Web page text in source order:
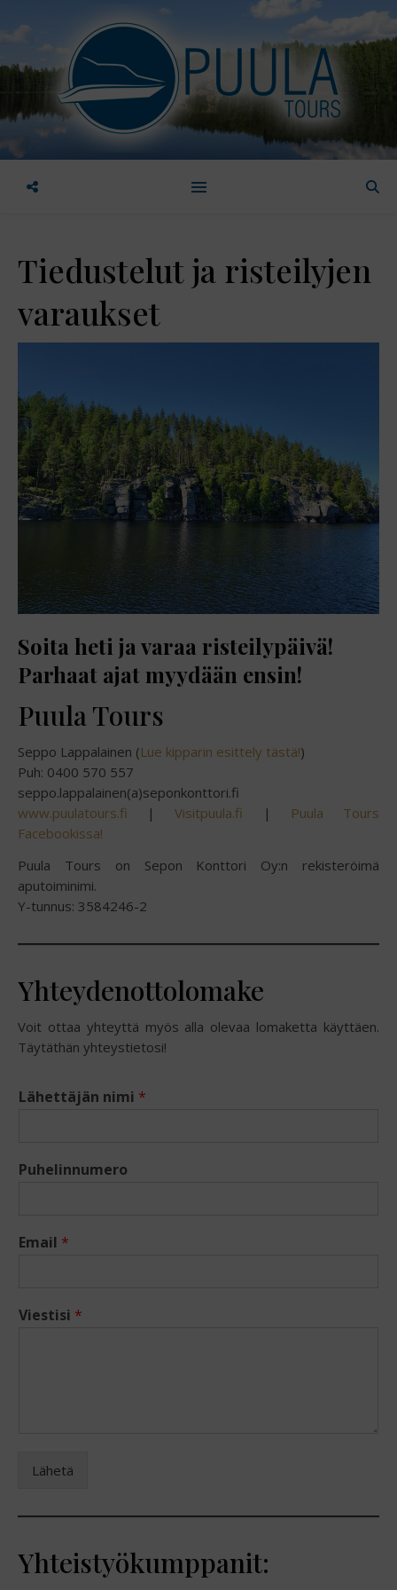
Tiedustelut ja risteilyjen
varaukset
Soita heti ja varaa risteilypäivä!
Parhaat ajat myydään ensin!
Puula Tours
Seppo Lappalainen (Lue kipparin esittely tästä!)
Puh: 0400 570 557
seppo.lappalainen(a)seponkonttori.fi
www.puulatours.fi |Visitpuula.fi |
Puula Tours
Facebookissa!
Puula Tours on Sepon Konttori Oy:n rekisteröimä
aputoiminimi.
Y-tunnus: 3584246-2
Yhteydenottolomake
Voit ottaa yhteyttä myös alla olevaa lomaketta käyttäen.
Täytäthän yhteystietosi!
Lähettäjän nimi *
Puhelinnumero
Email *
Viestisi *
Lähetä
Yhteistyökumppanit: